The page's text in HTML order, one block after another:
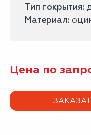
Тип покрытия:
Материал:
Цена по